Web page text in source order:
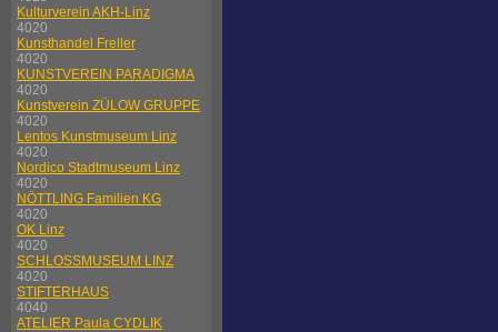
Kulturverein AKH-Linz
4020
Kunsthandel Freller
4020
KUNSTVEREIN PARADIGMA
4020
Kunstverein ZÜLOW GRUPPE
4020
Lentos Kunstmuseum Linz
4020
Nordico Stadtmuseum Linz
4020
NÖTTLING Familien KG
4020
OK Linz
4020
SCHLOSSMUSEUM LINZ
4020
STIFTERHAUS
4040
ATELIER Paula CYDLIK